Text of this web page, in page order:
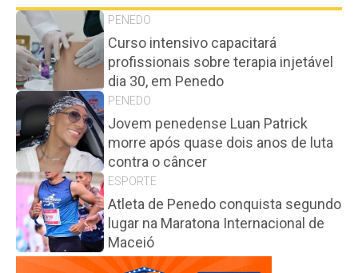
PENEDO
Curso intensivo capacitará
profissionais sobre terapia injetável
dia 30, em Penedo
PENEDO
Jovem penedense Luan Patrick
morre após quase dois anos de luta
contra o câncer
ESPORTE
Atleta de Penedo conquista segundo
lugar na Maratona Internacional de
Maceió